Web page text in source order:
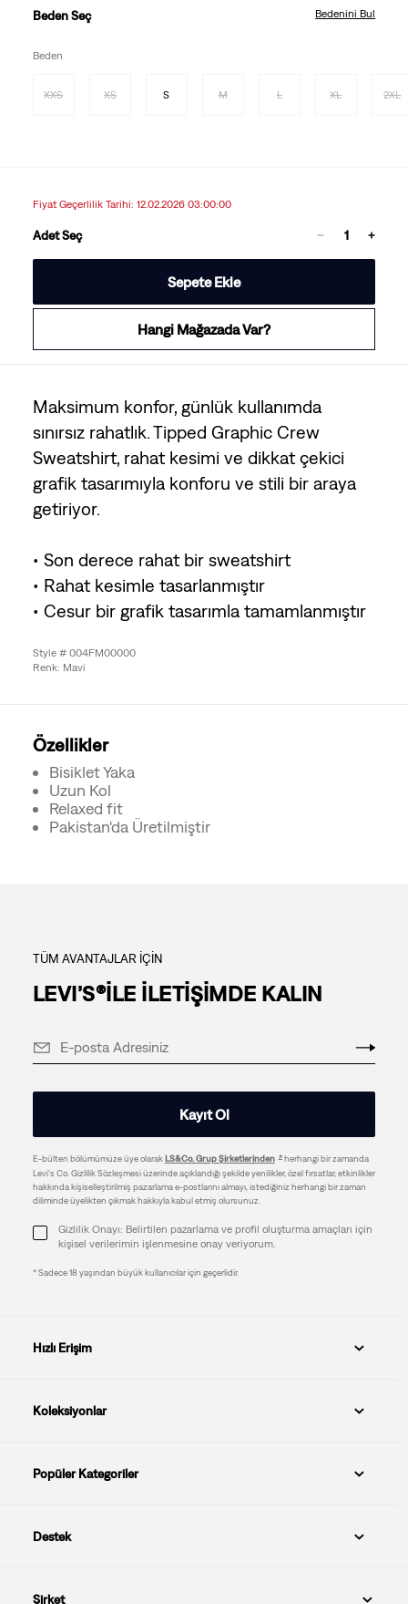
Beden Seç Bedenini Bul
Beden
XXS XS S M L XL 2XL
Fiyat Geçerlilik Tarihi: 12.02.2026 03:00:00
Adet Seç
Sepete Ekle
Hangi Mağazada Var?
Maksimum konfor, günlük kullanımda
sınırsız rahatlık. Tipped Graphic Crew
Sweatshirt, rahat kesimi ve dikkat çekici
grafik tasarımıyla konforu ve stili bir araya
getiriyor.
• Son derece rahat bir sweatshirt
• Rahat kesimle tasarlanmıştır
• Cesur bir grafik tasarımla tamamlanmıştır
Style # 004FM00000
Renk: Mavi
Özellikler
Bisiklet Yaka
Uzun Kol
Relaxed fit
Pakistan'da Üretilmiştir
TÜM AVANTAJLAR İÇİN
LEVI’S®İLE İLETİŞİMDE KALIN
Kayıt Ol
E-bülten bölümümüze üye olarakLS&Co. Grup Şirketlerinden
herhangi bir zamanda
Levi's Co. Gizlilik Sözleşmesi üzerinde açıklandığı şekilde yenilikler, özel fırsatlar, etkinlikler
hakkında kişiselleştirilmiş pazarlama e-postlarını almayı, istediğiniz herhangi bir zaman
diliminde üyelikten çıkmak hakkıyla kabul etmiş olursunuz.
Gizlilik Onayı: Belirtilen pazarlama ve profil oluşturma amaçları için
kişisel verilerimin işlenmesine onay veriyorum.
* Sadece 18 yaşından büyük kullanıcılar için geçerlidir.
Hızlı Erişim
Koleksiyonlar
Popüler Kategoriler
Destek
Şirket